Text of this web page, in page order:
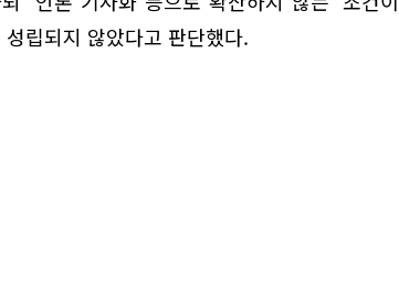
립되지 않았다고 판단했다.